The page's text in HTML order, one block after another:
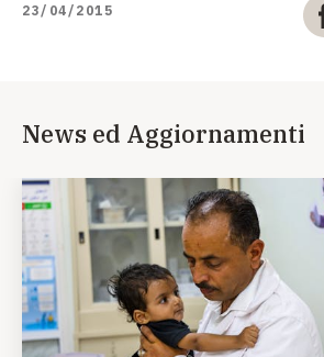
23/04/2015
News ed Aggiornamenti